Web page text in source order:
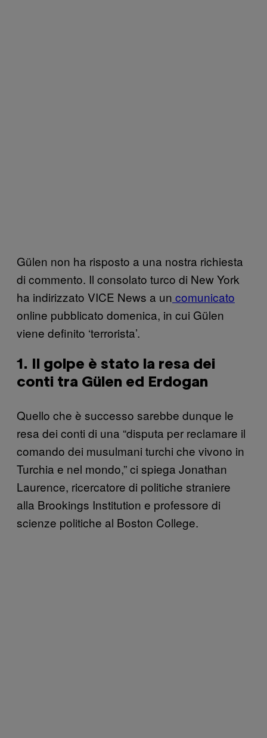
Gülen non ha risposto a una nostra richiesta
di commento. Il consolato turco di New York
ha indirizzato VICE News a un comunicato
online pubblicato domenica, in cui Gülen
viene definito ‘terrorista’.
1. Il golpe è stato la resa dei
conti tra Gülen ed Erdogan
Quello che è successo sarebbe dunque le
resa dei conti di una “disputa per reclamare il
comando dei musulmani turchi che vivono in
Turchia e nel mondo,” ci spiega Jonathan
Laurence, ricercatore di politiche straniere
alla Brookings Institution e professore di
scienze politiche al Boston College.